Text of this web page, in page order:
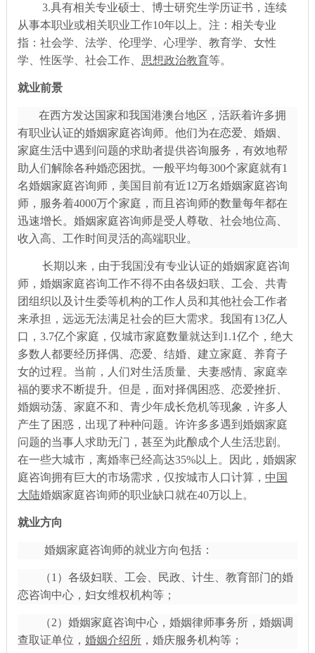
3.具有相关专业硕士、博士研究生学历证书，连续
从事本职业或相关职业工作10年以上。注：相关专业
指：社会学、法学、伦理学、心理学、教育学、女性
学、性医学、社会工作、 思想政治教育等。
就业前景
在西方发达国家和我国港澳台地区，活跃着许多拥
有职业认证的婚姻家庭咨询师。他们为在恋爱、婚姻、
家庭生活中遇到问题的求助者提供咨询服务，有效地帮
助人们解除各种婚恋困扰。一般平均每300个家庭就有1
名婚姻家庭咨询师，美国目前有近12万名婚姻家庭咨询
师，服务着4000万个家庭，而且咨询师的数量每年都在
迅速增长。婚姻家庭咨询师是受人尊敬、社会地位高、
收入高、工作时间灵活的高端职业。
长期以来，由于我国没有专业认证的婚姻家庭咨询
师，婚姻家庭咨询工作不得不由各级妇联、工会、共青
团组织以及计生委等机构的工作人员和其他社会工作者
来承担，远远无法满足社会的巨大需求。我国有13亿人
口，3.7亿个家庭，仅城市家庭数量就达到1.1亿个，绝大
多数人都要经历择偶、恋爱、结婚、建立家庭、养育子
女的过程。当前，人们对生活质量、夫妻感情、家庭幸
福的要求不断提升。但是，面对择偶困惑、恋爱挫折、
婚姻动荡、家庭不和、青少年成长危机等现象，许多人
产生了困惑，出现了种种问题。许许多多遇到婚姻家庭
问题的当事人求助无门，甚至为此酿成个人生活悲剧。
在一些大城市，离婚率已经高达35%以上。因此，婚姻家
庭咨询拥有巨大的市场需求，仅按城市人口计算， 中国
大陆婚姻家庭咨询师的职业缺口就在40万以上。
就业方向
婚姻家庭咨询师的就业方向包括：
（1）各级妇联、工会、民政、计生、教育部门的婚
恋咨询中心，妇女维权机构等；
（2）婚姻家庭咨询中心，婚姻律师事务所，婚姻调
查取证单位， 婚姻介绍所，婚庆服务机构等；